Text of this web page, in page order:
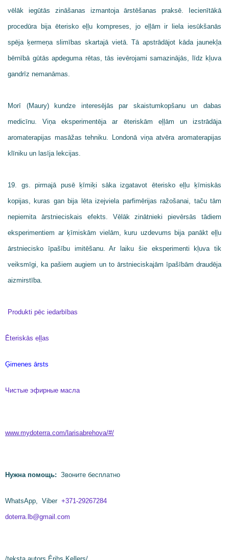
vēlāk iegūtās zināšanas izmantoja ārstēšanas praksē. Iecienītākā
procedūra bija ēterisko eļļu kompreses, jo eļļām ir liela iesūkšanās
spēja ķermeņa slimības skartajā vietā. Tā apstrādājot kāda jaunekļa
bērnībā gūtās apdeguma rētas, tās ievērojami samazinājās, līdz kļuva
gandrīz nemanāmas.
Morī (Maury) kundze interesējās par skaistumkopšanu un dabas
medicīnu. Viņa eksperimentēja ar ēteriskām eļļām un izstrādāja
aromaterapijas masāžas tehniku. Londonā viņa atvēra aromaterapijas
klīniku un lasīja lekcijas.
19. gs. pirmajā pusē ķīmiķi sāka izgatavot ēterisko eļļu ķīmiskās
kopijas, kuras gan bija lēta izejviela parfimērijas ražošanai, taču tām
nepiemita ārstnieciskais efekts. Vēlāk zinātnieki pievērsās tādiem
eksperimentiem ar ķīmiskām vielām, kuru uzdevums bija panākt eļļu
ārstniecisko īpašību imitēšanu. Ar laiku šie eksperimenti kļuva tik
veiksmīgi, ka pašiem augiem un to ārstnieciskajām īpašībām draudēja
aizmirstība.
Produkti pēc iedarbības
Ēteriskās eļļas
​Ģimenes ārsts
Чистые эфирные масла
www.mydoterra.com/larisabrehova/#/
Нужна помощь: Звоните бесплатно
WhatsApp, Viber +371-29267284
doterra.lb@gmail.com